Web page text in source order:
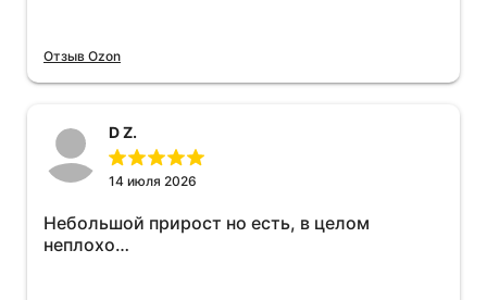
Отзыв Ozon
D Z.
14 июля 2026
Небольшой прирост но есть, в целом
неплохо…